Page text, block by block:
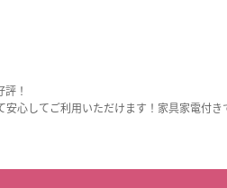
！
心してご利用いただけます！家具家電付き